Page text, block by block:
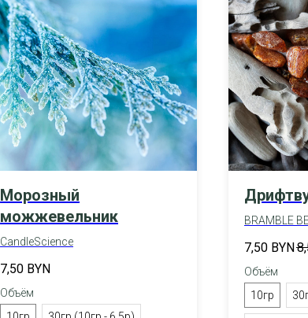
Морозный
можжевельник
CandleScience
7,50 BYN
Объём
BRAMBLE
7,50 BYN
Объём
10гр